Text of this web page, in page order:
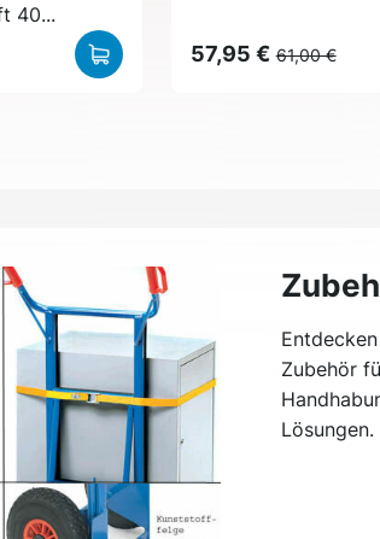
40...
57,95 € 61,00 €
Zubehör
Lösungen.